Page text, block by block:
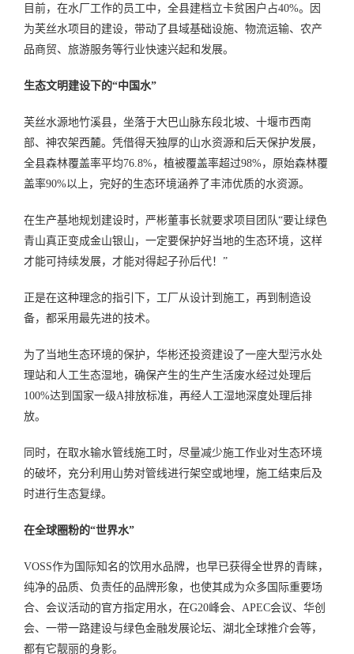
目前，在水厂工作的员工中，全县建档立卡贫困户占40%。因
为芙丝水项目的建设，带动了县域基础设施、物流运输、农产
品商贸、旅游服务等行业快速兴起和发展。
生态文明建设下的“中国水”
芙丝水源地竹溪县，坐落于大巴山脉东段北坡、十堰市西南
部、神农架西麓。凭借得天独厚的山水资源和后天保护发展，
全县森林覆盖率平均76.8%，植被覆盖率超过98%，原始森林覆
盖率90%以上，完好的生态环境涵养了丰沛优质的水资源。
在生产基地规划建设时，严彬董事长就要求项目团队“要让绿色
青山真正变成金山银山，一定要保护好当地的生态环境，这样
才能可持续发展，才能对得起子孙后代！”
正是在这种理念的指引下，工厂从设计到施工，再到制造设
备，都采用最先进的技术。
为了当地生态环境的保护，华彬还投资建设了一座大型污水处
理站和人工生态湿地，确保产生的生产生活废水经过处理后
100%达到国家一级A排放标准，再经人工湿地深度处理后排
放。
同时，在取水输水管线施工时，尽量减少施工作业对生态环境
的破坏，充分利用山势对管线进行架空或地埋，施工结束后及
时进行生态复绿。
在全球圈粉的“世界水”
VOSS作为国际知名的饮用水品牌，也早已获得全世界的青睐，
纯净的品质、负责任的品牌形象，也使其成为众多国际重要场
合、会议活动的官方指定用水，在G20峰会、APEC会议、华创
会、一带一路建设与绿色金融发展论坛、湖北全球推介会等，
都有它靓丽的身影。